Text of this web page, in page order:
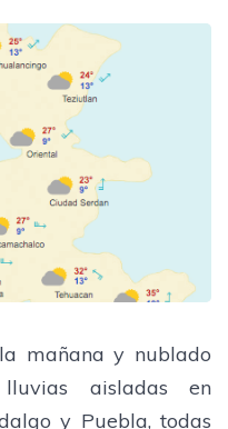
mañana y nublado
aisladas en
y Puebla, todas